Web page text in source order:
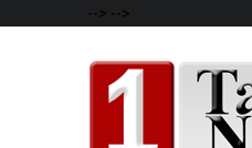
--> -->